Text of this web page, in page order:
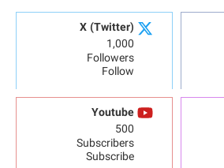
X (Twitter)
1,000
Followers
Follow
Youtube
500
Subscribers
Subscribe